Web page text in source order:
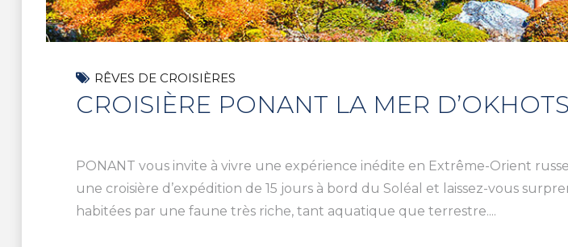
RÊVES DE CROISIÈRES
CROISIÈRE PONANT LA MER
PONANT vous invite à vivre une expérience inédite en Extrême-Orient
une croisière d’expédition de 15 jours à bord du Soléal et laissez-vous
habitées par une faune très riche, tant aquatique que terrestre....